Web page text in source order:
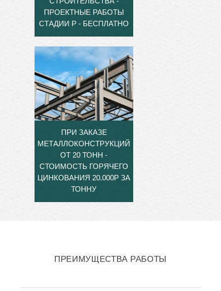
ПРОЕКТНЫЕ РАБОТЫ
СТАДИИ Р - БЕСПЛАТНО
ПРИ ЗАКАЗЕ
МЕТАЛЛОКОНСТРУКЦИЙ
ОТ 20 ТОНН -
СТОИМОСТЬ ГОРЯЧЕГО
ЦИНКОВАНИЯ 20.000Р ЗА
ТОННУ
ПРЕИМУЩЕСТВА РАБОТЫ